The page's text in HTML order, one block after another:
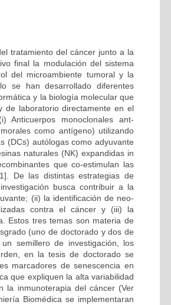
tratamiento del cáncer junto a la
final la modulación del sistema
del microambiente tumoral y la
se han desarrollado diferentes
y la biología molecular que
de laboratorio directamente en el
Anticuerpos monoclonales ant-
como antígeno) utilizando
(DCs) autólogas como adyuvante
naturales (NK) expandidas in
que co-estimulan las
De las distintas estrategias de
busca contribuir a la
(ii) la identificación de neo-
contra el cáncer y (iii) la
Estos tres temas son materia de
(uno de doctorado y dos de
semillero de investigación, los
en la tesis de doctorado se
marcadores de senescencia en
que expliquen la alta variabilidad
la inmunoterapia del cáncer (Ver
Biomédica se implementaran